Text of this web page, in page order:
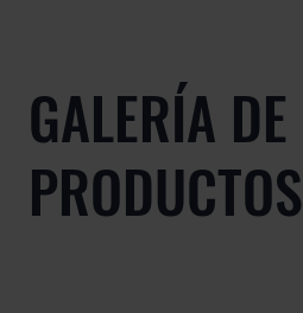
GALERÍA DE
PRODUCTOS